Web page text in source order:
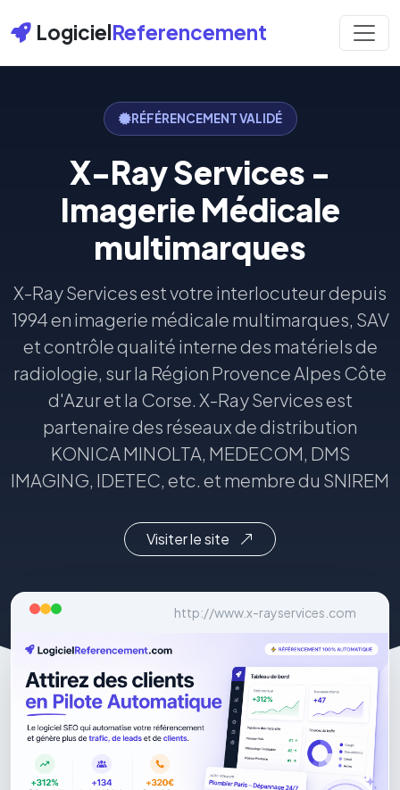
LogicielReferencement
RÉFÉRENCEMENT VALIDÉ
X-Ray Services -
Imagerie Médicale
multimarques
X-Ray Services est votre interlocuteur depuis
1994 en imagerie médicale multimarques, SAV
et contrôle qualité interne des matériels de
radiologie, sur la Région Provence Alpes Côte
d'Azur et la Corse. X-Ray Services est
partenaire des réseaux de distribution
KONICA MINOLTA, MEDECOM, DMS
IMAGING, IDETEC, etc. et membre du SNIREM
Visiter le site
http://www.x-rayservices.com